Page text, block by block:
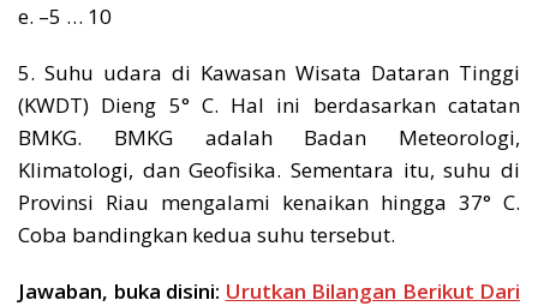
e. –5 … 10
5. Suhu udara di Kawasan Wisata Dataran Tinggi
(KWDT) Dieng 5° C. Hal ini berdasarkan catatan
BMKG. BMKG adalah Badan Meteorologi,
Klimatologi, dan Geofisika. Sementara itu, suhu di
Provinsi Riau mengalami kenaikan hingga 37° C.
Coba bandingkan kedua suhu tersebut.
Jawaban, buka disini: Urutkan Bilangan Berikut Dari